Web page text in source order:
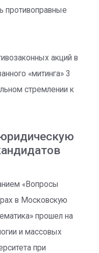
противоправные
акций в
«митинга» 3
стремлении к
«Вопросы
в Московскую
прошел на
и массовых
при